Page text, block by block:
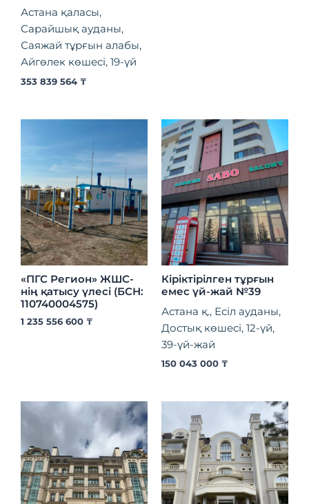
Астана қаласы,
Сарайшық ауданы,
Саяжай тұрғын алабы,
Айгөлек көшесі, 19-үй
353 839 564 ₸
«ПГС Регион» ЖШС-
нің қатысу үлесі (БСН:
110740004575)
1 235 556 600 ₸
Кіріктірілген тұрғын
емес үй-жай №39
Астана қ., Есіл ауданы,
Достық көшесі, 12-үй,
39-үй-жай
150 043 000 ₸